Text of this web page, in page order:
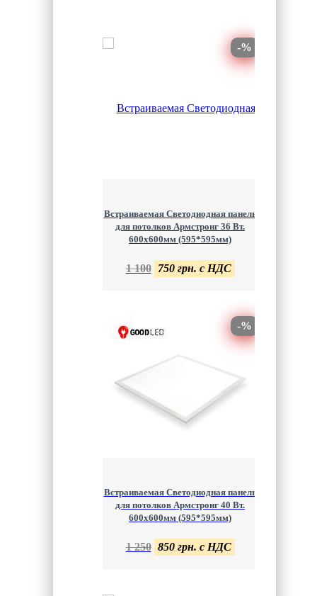
-%
Встраиваемая Светодиодная панель
для потолков Армстронг 36 Вт.
600х600мм (595*595мм)
1 100 750 грн. с НДС
-%
Встраиваемая Светодиодная панель
для потолков Армстронг 40 Вт.
600х600мм (595*595мм)
1 250 850 грн. с НДС